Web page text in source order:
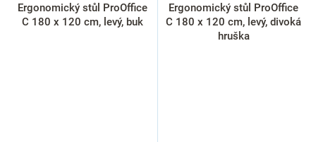
Ergonomický stůl ProOffice
C 180 x 120 cm, levý, buk
Ergonomický stůl ProOffice
C 180 x 120 cm, levý, divoká
hruška